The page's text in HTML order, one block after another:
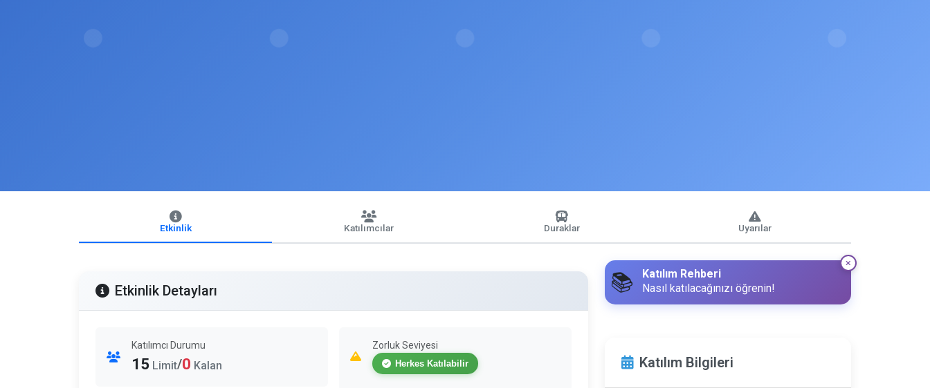
Etkinlik Katılımcılar Duraklar Uyarılar
Etkinlik Detayları
Katılımcı Durumu
15 Limit/0 Kalan
Zorluk Seviyesi
Herkes Katılabilir
📚
Katılım Rehberi
Nasıl katılacağınızı öğrenin!
Katılım Bilgileri